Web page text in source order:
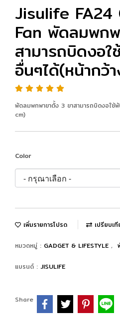
Jisulife
Fan พัดลมพก
สามารถบิดงอ
อื่นๆได้(หน้ากว้
พัดลมพกพาขาตั้ง 3 ขาสามารถบิดงอใช้
cm)
Color
เพิ่มรายการโปรด เปรียบเ
หมวดหมู่ : GADGET & LIFESTYLE ,
แบรนด์ : JISULIFE
Share